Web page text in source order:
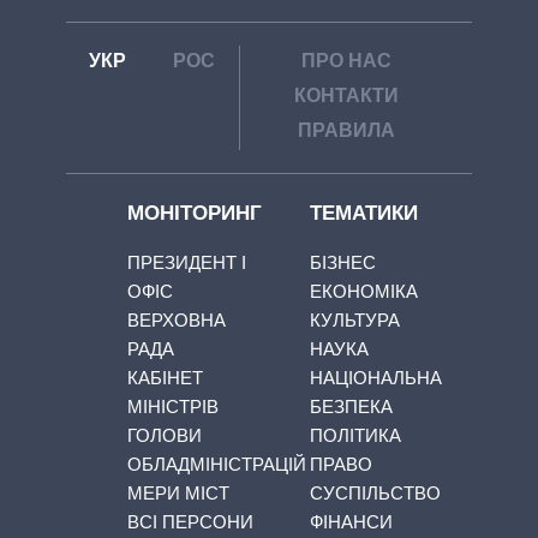
УКР РОС
ПРО НАС
КОНТАКТИ
ПРАВИЛА
МОНІТОРИНГ
ПРЕЗИДЕНТ І
ОФІС
ВЕРХОВНА
РАДА
КАБІНЕТ
МІНІСТРІВ
ГОЛОВИ
ОБЛАДМІНІСТРАЦІЙ
МЕРИ МІСТ
ВСІ ПЕРСОНИ
ТЕМАТИКИ
БІЗНЕС
ЕКОНОМІКА
КУЛЬТУРА
НАУКА
НАЦІОНАЛЬНА
БЕЗПЕКА
ПОЛІТИКА
ПРАВО
СУСПІЛЬСТВО
ФІНАНСИ